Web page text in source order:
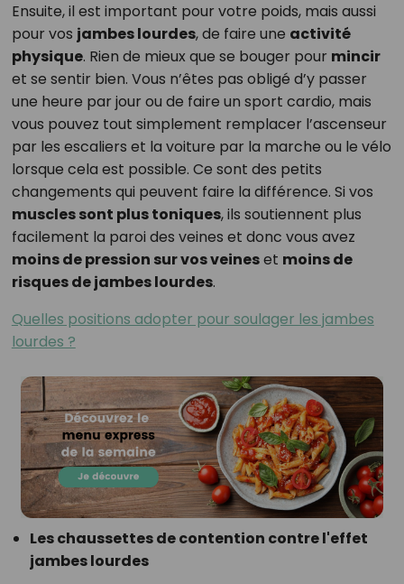
Ensuite, il est important pour votre poids, mais aussi
pour vos jambes lourdes, de faire une activité
physique. Rien de mieux que se bouger pour mincir
et se sentir bien. Vous n’êtes pas obligé d’y passer
une heure par jour ou de faire un sport cardio, mais
vous pouvez tout simplement remplacer l’ascenseur
par les escaliers et la voiture par la marche ou le vélo
lorsque cela est possible. Ce sont des petits
changements qui peuvent faire la différence. Si vos
muscles sont plus toniques, ils soutiennent plus
facilement la paroi des veines et donc vous avez
moins de pression sur vos veineset moins de
risques de jambes lourdes.
Quelles positions adopter pour soulager les jambes
lourdes ?
Les chaussettes de contention contre l'effet
jambes lourdes